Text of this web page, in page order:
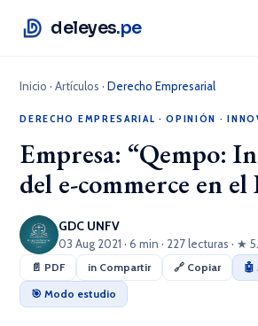
deleyes.pe
Inicio ·Artículos ·Derecho Empresarial
DERECHO EMPRESARIAL ·OPINIÓN ·
Empresa: “Qempo:
del e-commerce en el
GDC UNFV
03 Aug 2021 · 6 min · 227 lecturas · ★
📄 PDF in Compartir 🔗 Copiar
🤖
🎯 Modo estudio